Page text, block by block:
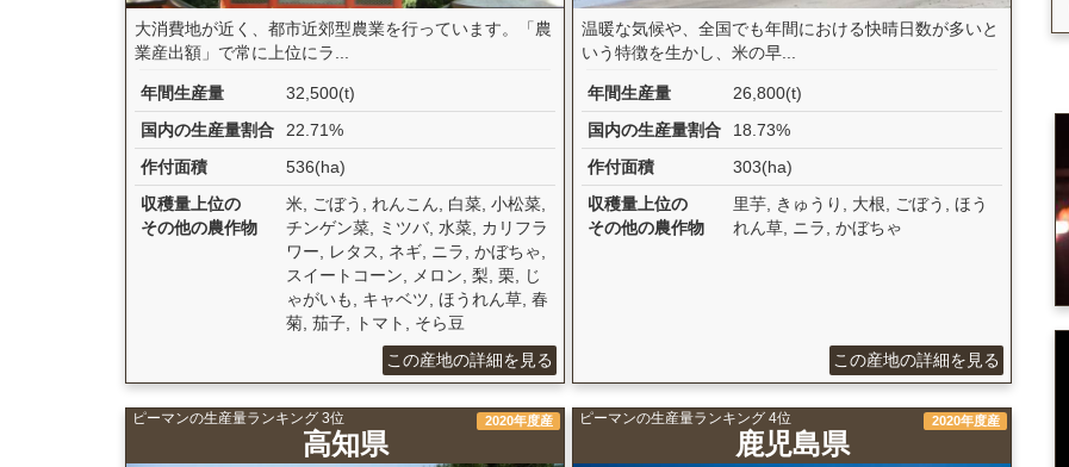
大消費地が近く、都市近郊型農業を行っています。「農
業産出額」で常に上位にラ...
年間生産量
32,500(t)
国内の生産量割合
22.71%
作付面積
536(ha)
収穫量上位の
その他の農作物
米, ごぼう, れんこん, 白菜, 小松菜,
チンゲン菜, ミツバ, 水菜, カリフラ
ワー, レタス, ネギ, ニラ, かぼちゃ,
スイートコーン, メロン, 梨, 栗, じ
ゃがいも, キャベツ, ほうれん草, 春
菊, 茄子, トマト, そら豆
この産地の詳細を見る
温暖な気候や、全国でも年間における快晴日数が多いと
いう特徴を生かし、米の早...
年間生産量
26,800(t)
国内の生産量割合
18.73%
作付面積
303(ha)
収穫量上位の
その他の農作物
里芋, きゅうり, 大根, ごぼう, ほう
れん草, ニラ, かぼちゃ
この産地の詳細を見る
ピーマンの生産量ランキング 3位
高知県
2020年度産 ピーマンの生産量ランキング 4位
鹿児島県
2020年度産